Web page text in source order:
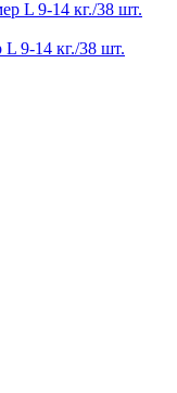
L 9-14 кг./38 шт.